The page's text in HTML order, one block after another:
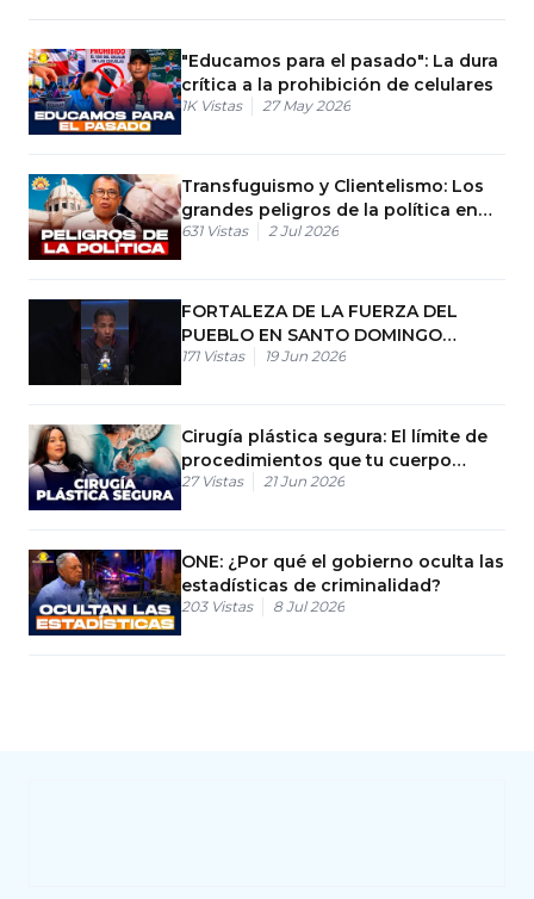
#chisme #gracioso
UNA
"Educamos para el pasado": La dura
crítica a la prohibición de celulares
1K Vistas 27 May 2026
Transfuguismo y Clientelismo: Los
grandes peligros de la política en
RD
631 Vistas 2 Jul 2026
FORTALEZA DE LA FUERZA DEL
PUEBLO EN SANTO DOMINGO
NORTE
171 Vistas 19 Jun 2026
Cirugía plástica segura: El límite de
procedimientos que tu cuerpo
resiste
27 Vistas 21 Jun 2026
ONE: ¿Por qué el gobierno oculta las
estadísticas de criminalidad?
203 Vistas 8 Jul 2026